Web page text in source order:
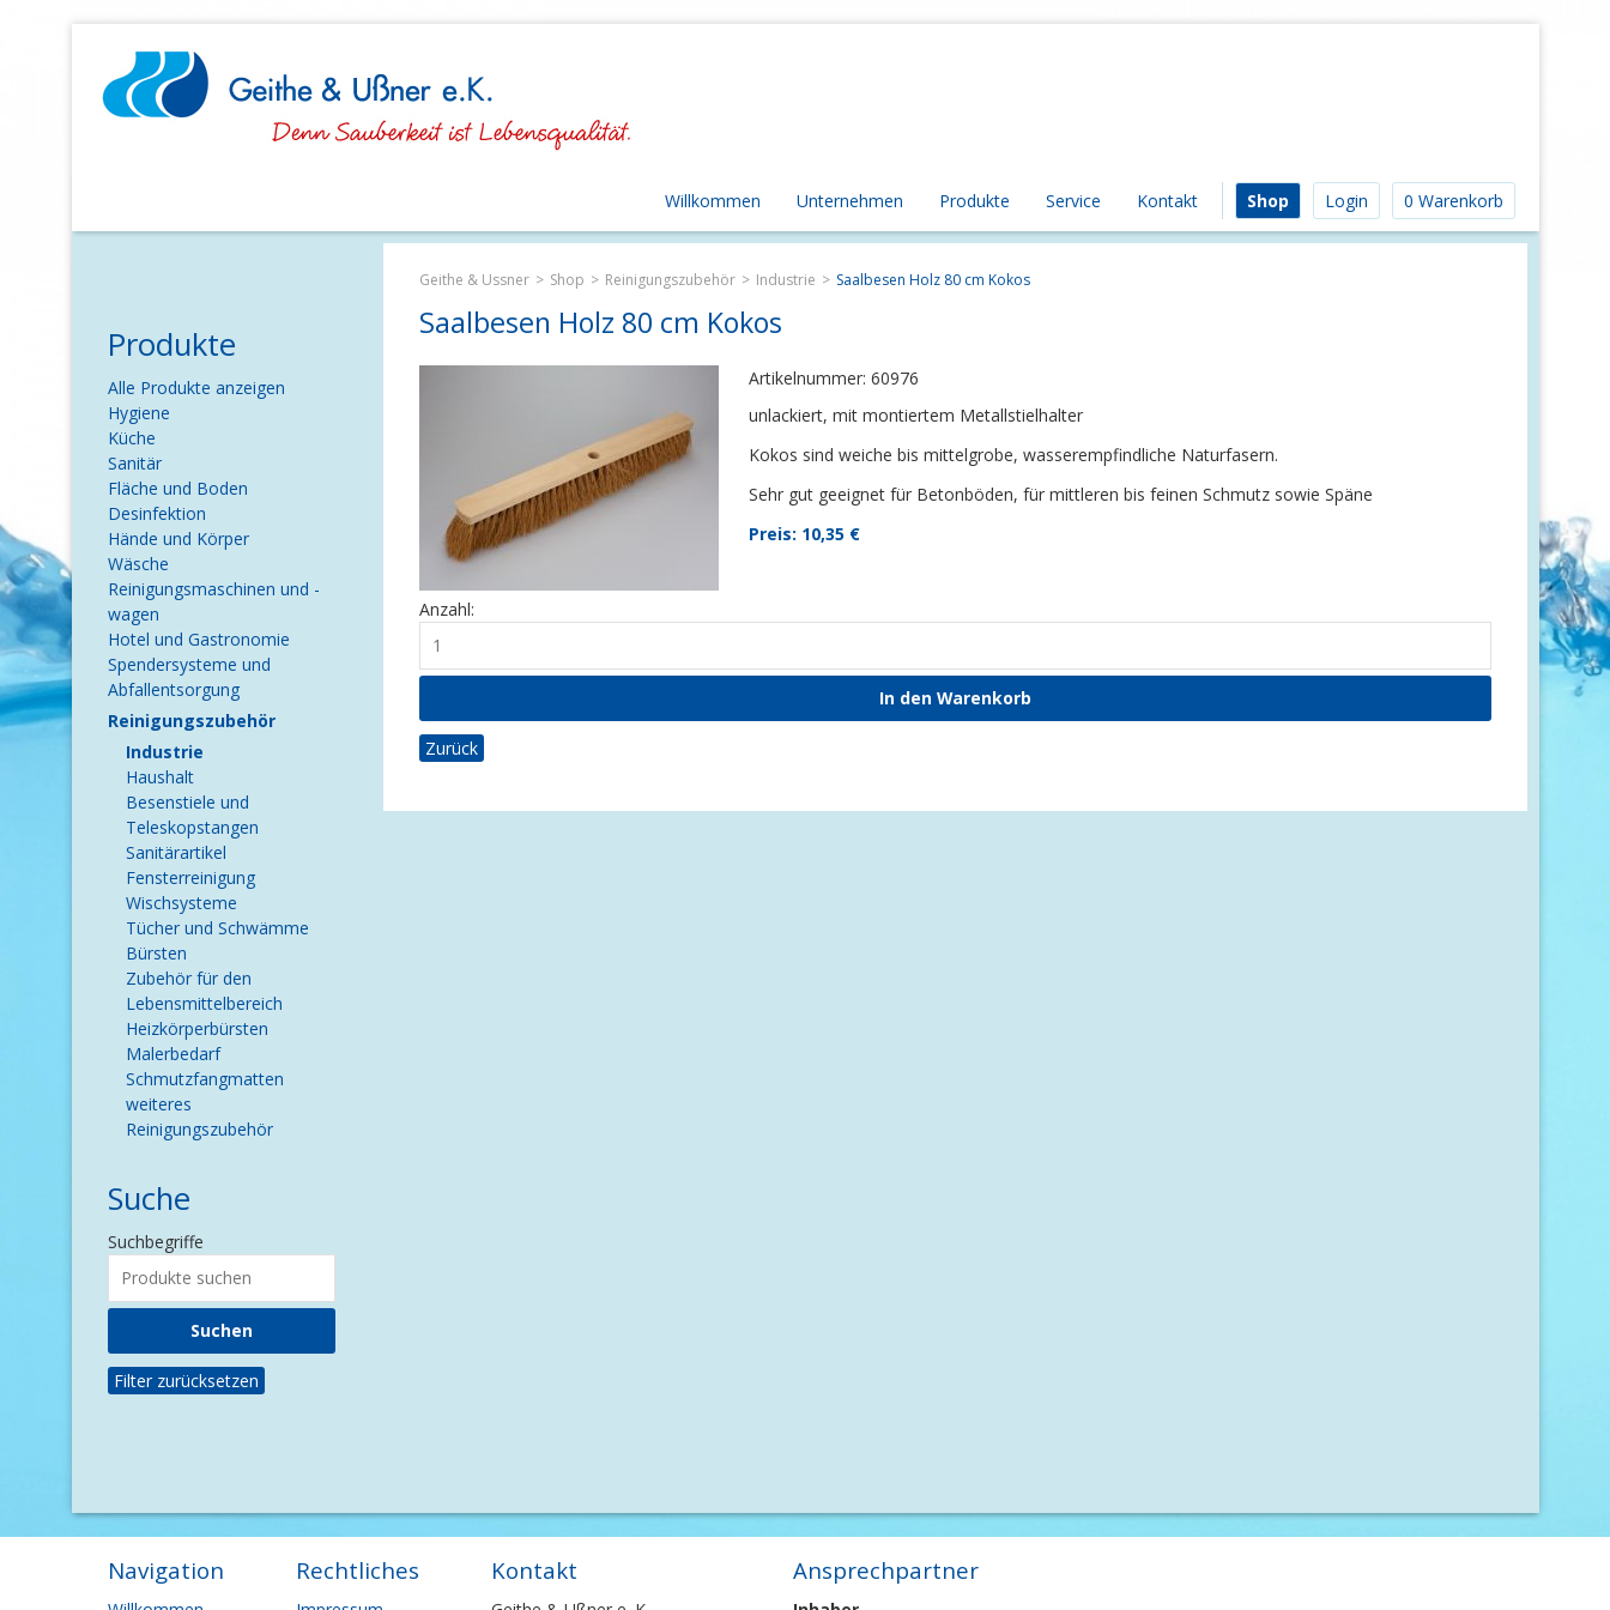
Willkommen Unternehmen Produkte Service Kontakt Shop Login 0 Warenkorb
Geithe & Ussner Shop Reinigungszubehör Industrie Saalbesen Holz 80 cm Kokos
Saalbesen Holz 80 cm Kokos
Artikelnummer: 60976
unlackiert, mit montiertem Metallstielhalter
Kokos sind weiche bis mittelgrobe, wasserempfindliche Naturfasern.
Sehr gut geeignet für Betonböden, für mittleren bis feinen Schmutz sowie Späne
Preis: 10,35 €
Anzahl:
Zurück
Produkte
Navigation
überspringen
Alle Produkte anzeigen
Hygiene
Küche
Sanitär
Fläche und Boden
Desinfektion
Hände und Körper
Wäsche
Reinigungsmaschinen und -
wagen
Hotel und Gastronomie
Spendersysteme und
Abfallentsorgung
Reinigungszubehör
Industrie
Haushalt
Besenstiele und
Teleskopstangen
Sanitärartikel
Fensterreinigung
Wischsysteme
Tücher und Schwämme
Bürsten
Zubehör für den
Lebensmittelbereich
Heizkörperbürsten
Malerbedarf
Schmutzfangmatten
weiteres
Reinigungszubehör
Suche
Suchbegriffe
Filter zurücksetzen
Navigation Rechtliches Kontakt Ansprechpartner